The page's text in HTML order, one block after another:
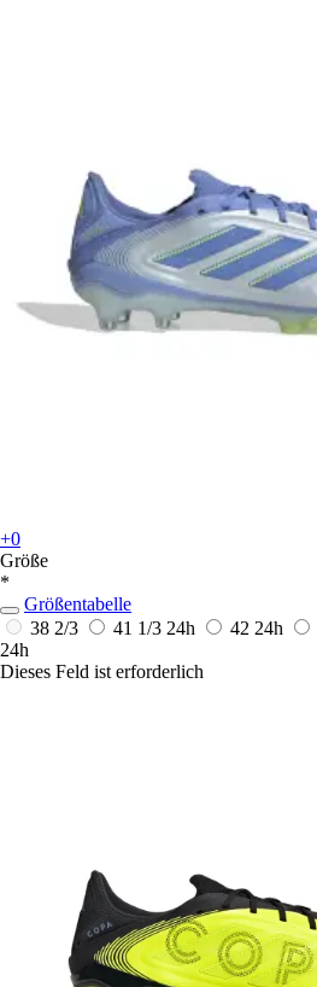
+0
Größe
*
Größentabelle
38 2/3
41 1/3 24h 42 24h
24h
Dieses Feld ist erforderlich